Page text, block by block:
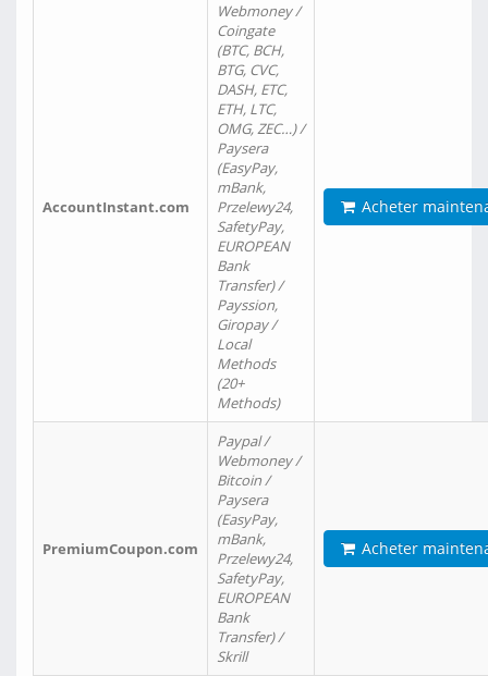
AccountInstant.com
Webmoney /
Coingate
(BTC, BCH,
BTG, CVC,
DASH, ETC,
ETH, LTC,
OMG, ZEC…) /
Paysera
(EasyPay,
mBank,
Przelewy24,
SafetyPay,
EUROPEAN
Bank
Transfer) /
Payssion,
Giropay /
Local
Methods
(20+
Methods)
Acheter
PremiumCoupon.com
Paypal /
Webmoney /
Bitcoin /
Paysera
(EasyPay,
mBank,
Przelewy24,
SafetyPay,
EUROPEAN
Bank
Transfer) /
Skrill
Acheter